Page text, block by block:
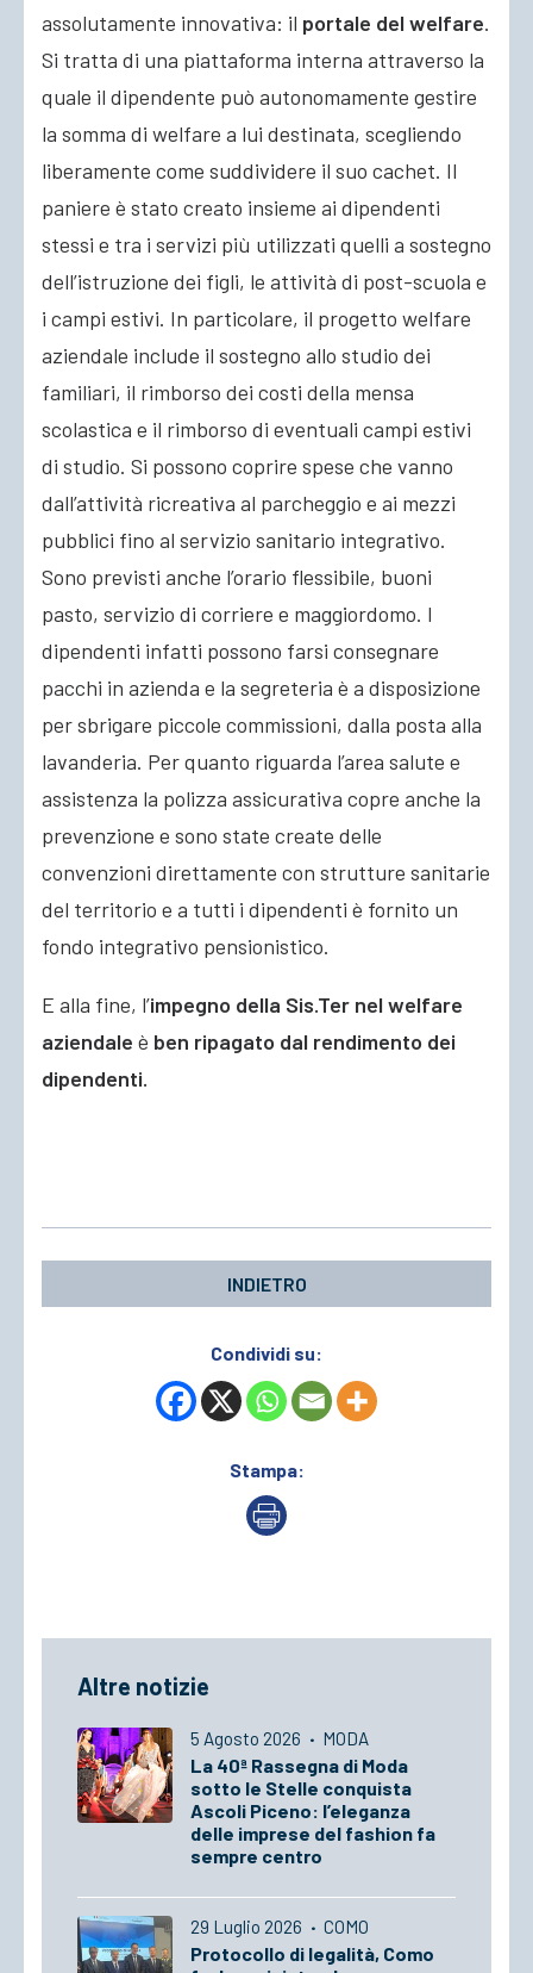
assolutamente innovativa: il portale del welfare.
Si tratta di una piattaforma interna attraverso la
quale il dipendente può autonomamente gestire
la somma di welfare a lui destinata, scegliendo
liberamente come suddividere il suo cachet. Il
paniere è stato creato insieme ai dipendenti
stessi e tra i servizi più utilizzati quelli a sostegno
dell’istruzione dei figli, le attività di post-scuola e
i campi estivi. In particolare, il progetto welfare
aziendale include il sostegno allo studio dei
familiari, il rimborso dei costi della mensa
scolastica e il rimborso di eventuali campi estivi
di studio. Si possono coprire spese che vanno
dall’attività ricreativa al parcheggio e ai mezzi
pubblici fino al servizio sanitario integrativo.
Sono previsti anche l’orario flessibile, buoni
pasto, servizio di corriere e maggiordomo. I
dipendenti infatti possono farsi consegnare
pacchi in azienda e la segreteria è a disposizione
per sbrigare piccole commissioni, dalla posta alla
lavanderia. Per quanto riguarda l’area salute e
assistenza la polizza assicurativa copre anche la
prevenzione e sono state create delle
convenzioni direttamente con strutture sanitarie
del territorio e a tutti i dipendenti è fornito un
fondo integrativo pensionistico.
E alla fine, l’impegno della Sis.Ter nel welfare
aziendale è ben ripagato dal rendimento dei
dipendenti.
INDIETRO
Condividi su:
Stampa:
Altre notizie
5 Agosto 2026 · MODA
La 40ª Rassegna di Moda
sotto le Stelle conquista
Ascoli Piceno: l’eleganza
delle imprese del fashion fa
sempre centro
29 Luglio 2026 · COMO
Protocollo di legalità, Como